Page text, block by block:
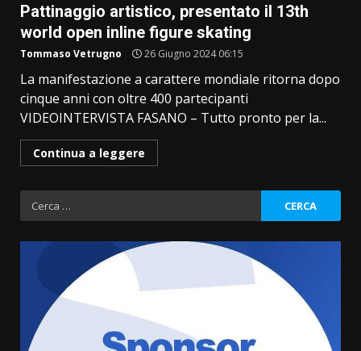
Pattinaggio artistico, presentato il 13th
world open inline figure skating
Tommaso Vetrugno 26 Giugno 2024 06:15
La manifestazione a carattere mondiale ritorna dopo
cinque anni con oltre 400 partecipanti
VIDEOINTERVISTA FASANO – Tutto pronto per la...
Continua a leggere
Ricerca
per: